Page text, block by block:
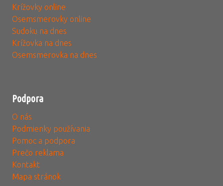
Krížovky online
Osemsmerovky online
Sudoku na dnes
Krížovka na dnes
Osemsmerovka na dnes
Podpora
O nás
Podmienky používania
Pomoc a podpora
Prečo reklama
Kontakt
Mapa stránok